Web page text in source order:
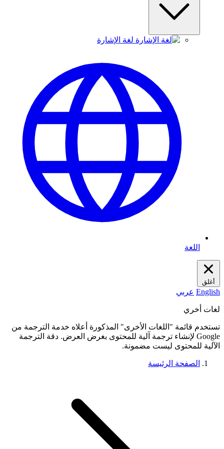
لغة الإشارة
اللغة
أغلق
English عربي
لغات أخري
تستخدم قائمة "اللغات الأخرى" المذكورة أعلاه خدمة الترجمة من
Google لإنشاء ترجمة آلية للمحتوى بغرض العرض. دقة الترجمة
الآلية للمحتوى ليست مضمونة.
الصفحة الرئيسة